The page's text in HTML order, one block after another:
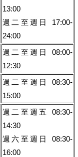
13:00
週二至週日 17:00-
24:00
週二至週日 08:00-
12:30
週二至週日 08:30-
15:00
週二至週五 08:30-
14:30
週六至週日 08:30-
16:00